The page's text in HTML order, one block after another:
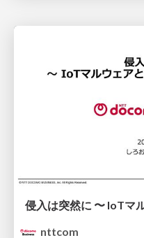
nttcom